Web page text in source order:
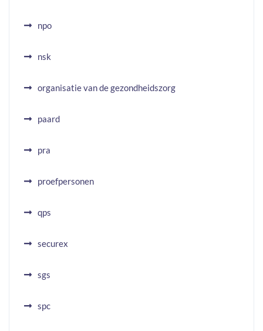
npo
nsk
organisatie van de gezondheidszorg
paard
pra
proefpersonen
qps
securex
sgs
spc